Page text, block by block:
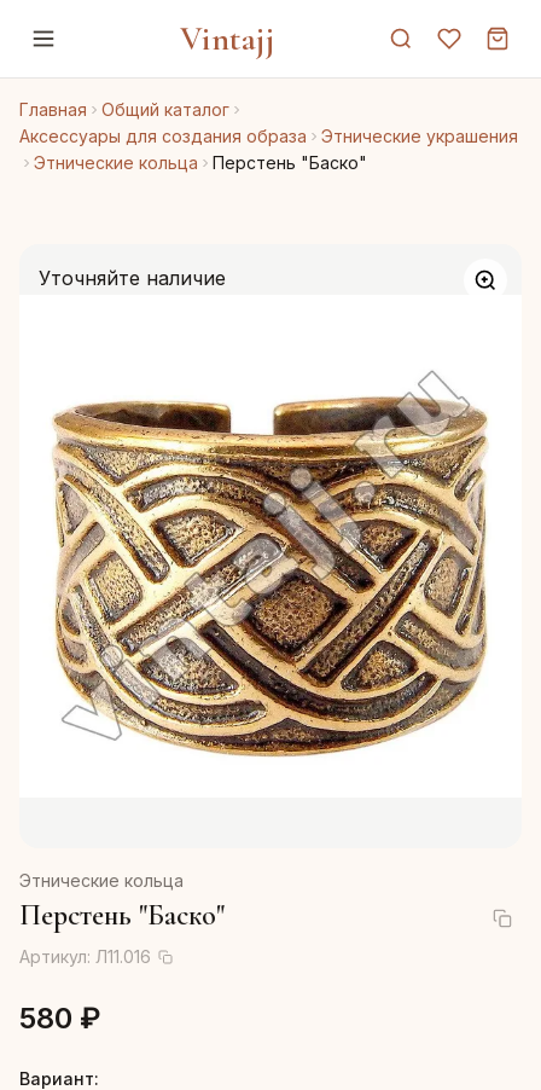
Vintajj
Главная
Общий каталог
Аксессуары для создания образа
Этнические украшения
Этнические кольца
Перстень "Баско"
Уточняйте наличие
Этнические кольца
Перстень "Баско"
Артикул: Л11.016
580 ₽
Вариант: